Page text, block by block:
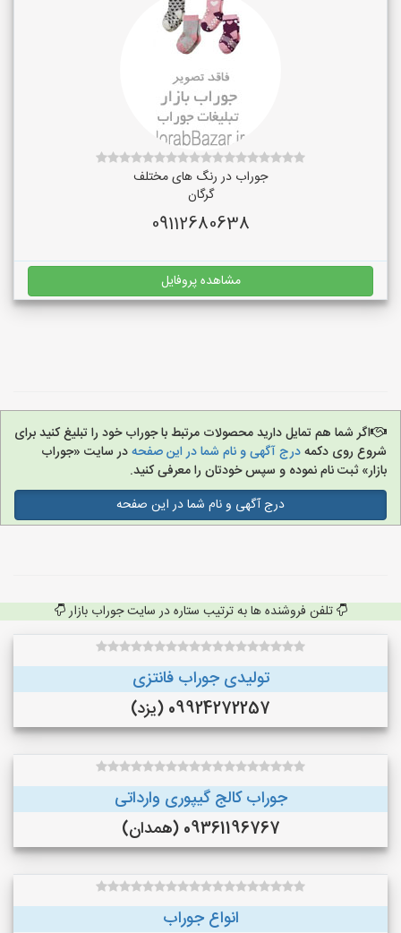
جوراب در رنگ‌ های مختلف
گرگان
09112680638
مشاهده پروفایل
اگر شما هم تمایل دارید محصولات مرتبط با جوراب خود را تبلیغ کنید برای
شروع روی دکمهدرج آگهی و نام شما در این صفحهدر سایت «جوراب
بازار» ثبت نام نموده و سپس خودتان را معرفی کنید.
درج آگهی و نام شما در این صفحه
تلفن فروشنده ها به ترتیب ستاره در سایت جوراب بازار
تولیدی جوراب فانتزی
09924272257 (یزد)
جوراب کالج گیپوری وارداتی
09361196767 (همدان)
انواع جوراب